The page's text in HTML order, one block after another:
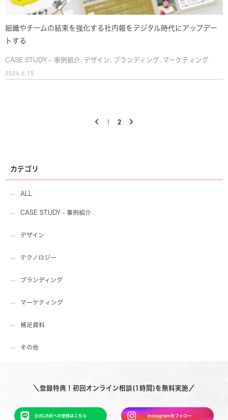
組織やチームの結束を強化する社内報をデジタル時代にアップデー
トする
CASE STUDY - 事例紹介, デザイン , ブランディング, マーケティング
2024.6.15
1 2
カテゴリ
ALL
CASE STUDY - 事例紹介
デザイン
テクノロジー
ブランディング
マーケティング
補足資料
その他
＼登録特典！初回オンライン相談(1時間)を無料実施／